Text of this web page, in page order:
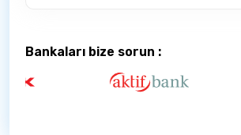
Bankaları bize sorun :